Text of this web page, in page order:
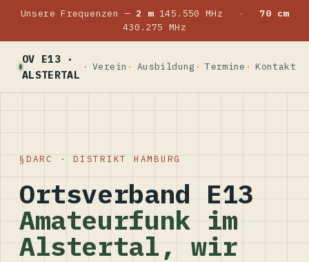
Unsere Frequenzen — 2 m145.550 MHz ·
70 cm
430.275 MHz
OV E13 ·
ALSTERTAL
Verein Ausbildung Termine Kontakt
DARC · DISTRIKT HAMBURG
Ortsverband E13
Amateurfunk im
Alstertal, wir